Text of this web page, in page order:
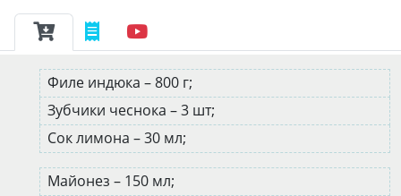
Филе индюка – 800 г;
Зубчики чеснока – 3 шт;
Сок лимона – 30 мл;
Майонез – 150 мл;